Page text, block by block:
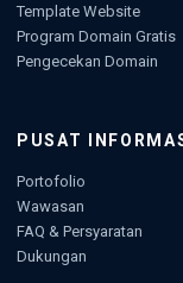
Template Website
Program Domain Gratis
Pengecekan Domain
PUSAT
Portofolio
Wawasan
FAQ & Persyaratan
Dukungan